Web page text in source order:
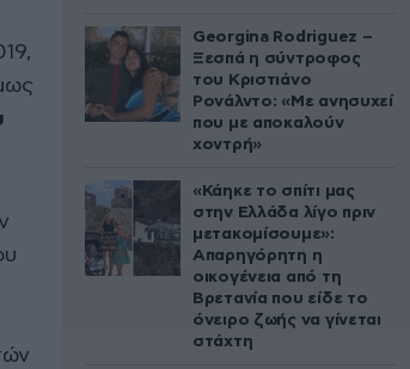
Georgina Rodriguez –
Ξεσπά η σύντροφος
του Κριστιάνο
Ρονάλντο: «Με ανησυχεί
που με αποκαλούν
χοντρή»
«Κάηκε το σπίτι μας
στην Ελλάδα λίγο πριν
μετακομίσουμε»:
Απαρηγόρητη η
οικογένεια από τη
Βρετανία που είδε το
όνειρο ζωής να γίνεται
στάχτη